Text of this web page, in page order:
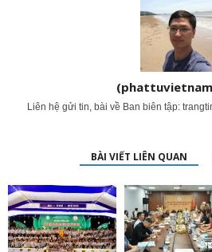
Liên hệ gửi tin, bài về Ban biên tập:
BÀI VIẾT LIÊN QUAN